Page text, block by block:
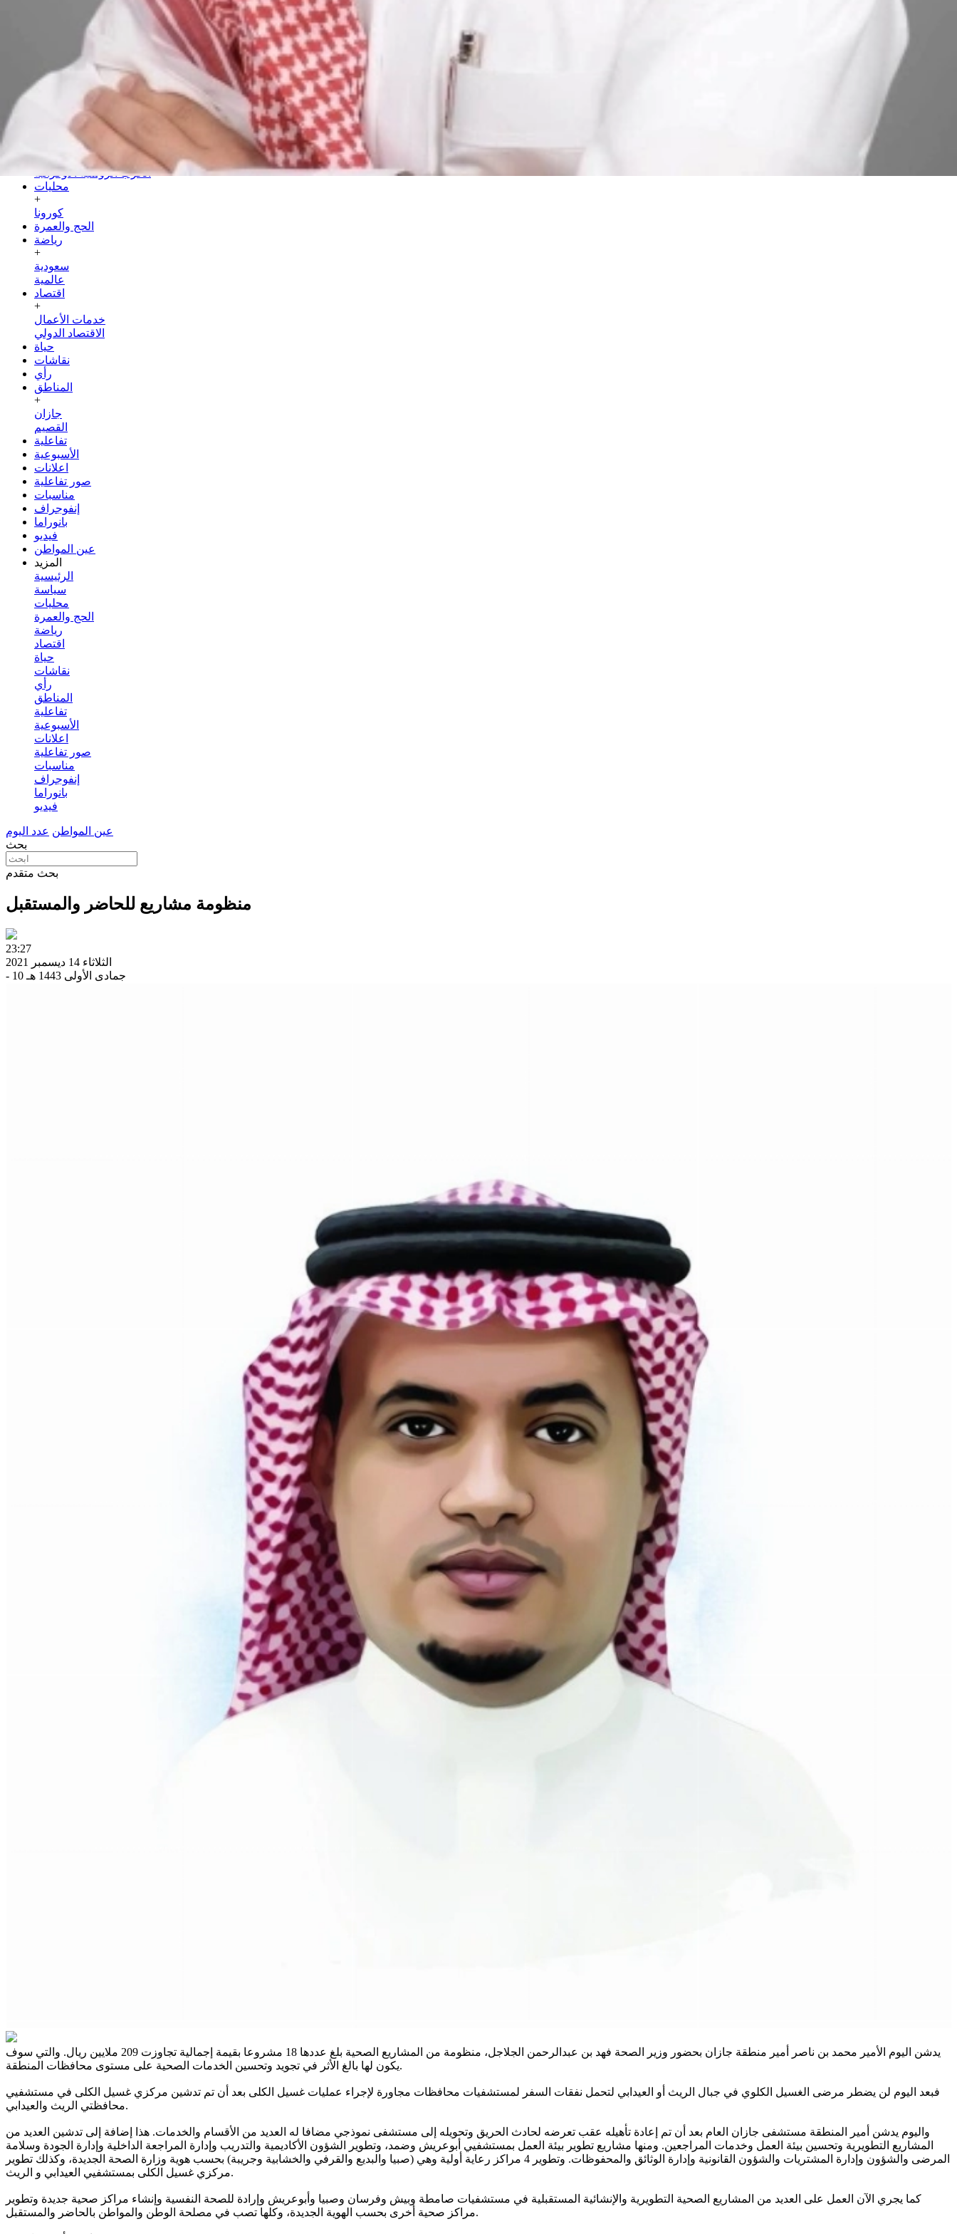
الحرب الروسية الأوكرانية
محليات
+
كورونا
الحج والعمرة
رياضة
+
سعودية
عالمية
اقتصاد
+
خدمات الأعمال
الاقتصاد الدولي
حياة
نقاشات
رأي
المناطق
+
جازان
القصيم
تفاعلية
الأسبوعية
اعلانات
صور تفاعلية
مناسبات
إنفوجراف
بانوراما
فيديو
عين المواطن
المزيد
الرئيسية
سياسة
محليات
الحج والعمرة
رياضة
اقتصاد
حياة
نقاشات
رأي
المناطق
تفاعلية
الأسبوعية
اعلانات
صور تفاعلية
مناسبات
إنفوجراف
بانوراما
فيديو
عين المواطن عدد اليوم
بحث
بحث متقدم
منظومة مشاريع للحاضر والمستقبل
23:27
الثلاثاء 14 ديسمبر 2021
- 10 جمادى الأولى 1443 هـ
يدشن اليوم الأمير محمد بن ناصر أمير منطقة جازان بحضور وزير الصحة فهد بن عبدالرحمن الجلاجل، منظومة من المشاريع الصحية بلغ عددها 18 مشروعا بقيمة إجمالية تجاوزت 209 ملايين ريال. والتي سوف
يكون لها بالغ الأثر في تجويد وتحسين الخدمات الصحية على مستوى محافظات المنطقة.
فبعد اليوم لن يضطر مرضى الغسيل الكلوي في جبال الريث أو العيدابي لتحمل نفقات السفر لمستشفيات محافظات مجاورة لإجراء عمليات غسيل الكلى بعد أن تم تدشين مركزي غسيل الكلى في مستشفيي
محافظتي الريث والعيدابي.
واليوم يدشن أمير المنطقة مستشفى جازان العام بعد أن تم إعادة تأهيله عقب تعرضه لحادث الحريق وتحويله إلى مستشفى نموذجي مضافا له العديد من الأقسام والخدمات. هذا إضافة إلى تدشين العديد من
المشاريع التطويرية وتحسين بيئة العمل وخدمات المراجعين. ومنها مشاريع تطوير بيئة العمل بمستشفيي أبوعريش وضمد، وتطوير الشؤون الأكاديمية والتدريب وإدارة المراجعة الداخلية وإدارة الجودة وسلامة
المرضى والشؤون وإدارة المشتريات والشؤون القانونية وإدارة الوثائق والمحفوظات. وتطوير 4 مراكز رعاية أولية وهي (صبيا والبديع والقرفي والخشابية وجريبة) بحسب هوية وزارة الصحة الجديدة، وكذلك تطوير
مركزي غسيل الكلى بمستشفيي العيدابي و الريث.
كما يجري الآن العمل على العديد من المشاريع الصحية التطويرية والإنشائية المستقبلية في مستشفيات صامطة وبيش وفرسان وصبيا وأبوعريش وإرادة للصحة النفسية وإنشاء مراكز صحية جديدة وتطوير
مراكز صحية أخرى بحسب الهوية الجديدة، وكلها تصب في مصلحة الوطن والمواطن بالحاضر والمستقبل.